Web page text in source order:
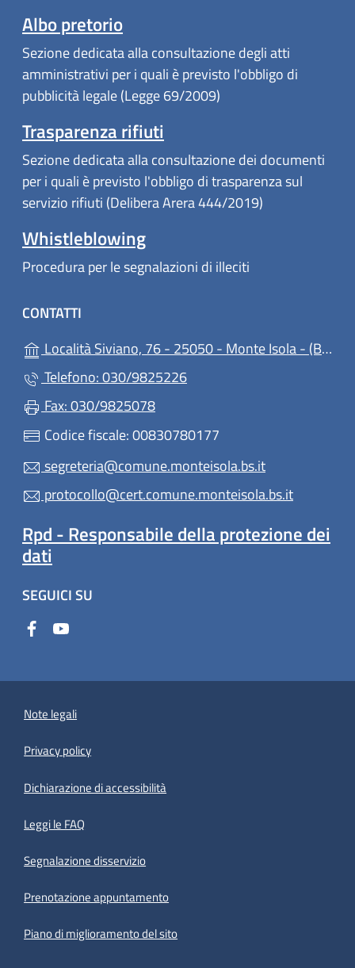
Albo pretorio
Sezione dedicata alla consultazione degli atti
amministrativi per i quali è previsto l'obbligo di
pubblicità legale (Legge 69/2009)
Trasparenza rifiuti
Sezione dedicata alla consultazione dei documenti
per i quali è previsto l'obbligo di trasparenza sul
servizio rifiuti (Delibera Arera 444/2019)
Whistleblowing
Procedura per le segnalazioni di illeciti
CONTATTI
Località Siviano, 76 - 25050 - Monte Isola - (BS)
Telefono: 030/9825226
Fax: 030/9825078
Codice fiscale: 00830780177
segreteria@comune.monteisola.bs.it
protocollo@cert.comune.monteisola.bs.it
Rpd - Responsabile della protezione dei
dati
SEGUICI SU
Note legali
Privacy policy
Dichiarazione di accessibilità
Leggi le FAQ
Segnalazione disservizio
Prenotazione appuntamento
Piano di miglioramento del sito